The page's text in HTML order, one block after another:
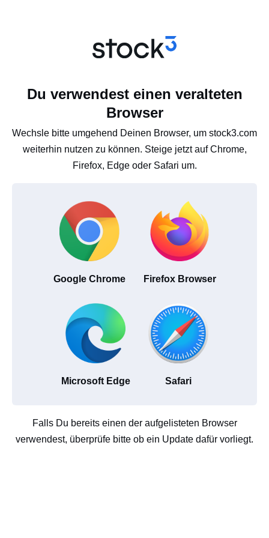
Du verwendest einen veralteten
Browser
Wechsle bitte umgehend Deinen Browser, um stock3.com
weiterhin nutzen zu können. Steige jetzt auf Chrome,
Firefox, Edge oder Safari um.
Google Chrome Firefox Browser
Microsoft Edge Safari
Falls Du bereits einen der aufgelisteten Browser
verwendest, überprüfe bitte ob ein Update dafür vorliegt.